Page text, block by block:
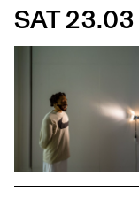
SAT 23.03